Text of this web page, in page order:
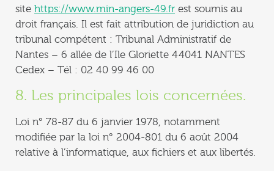
site https://www.min-angers-49.fr est soumis au
droit français. Il est fait attribution de juridiction au
tribunal compétent : Tribunal Administratif de
Nantes – 6 allée de l’Ile Gloriette 44041 NANTES
Cedex – Tél : 02 40 99 46 00
8. Les principales lois concernées.
Loi n° 78-87 du 6 janvier 1978, notamment
modifiée par la loi n° 2004-801 du 6 août 2004
relative à l’informatique, aux fichiers et aux libertés.